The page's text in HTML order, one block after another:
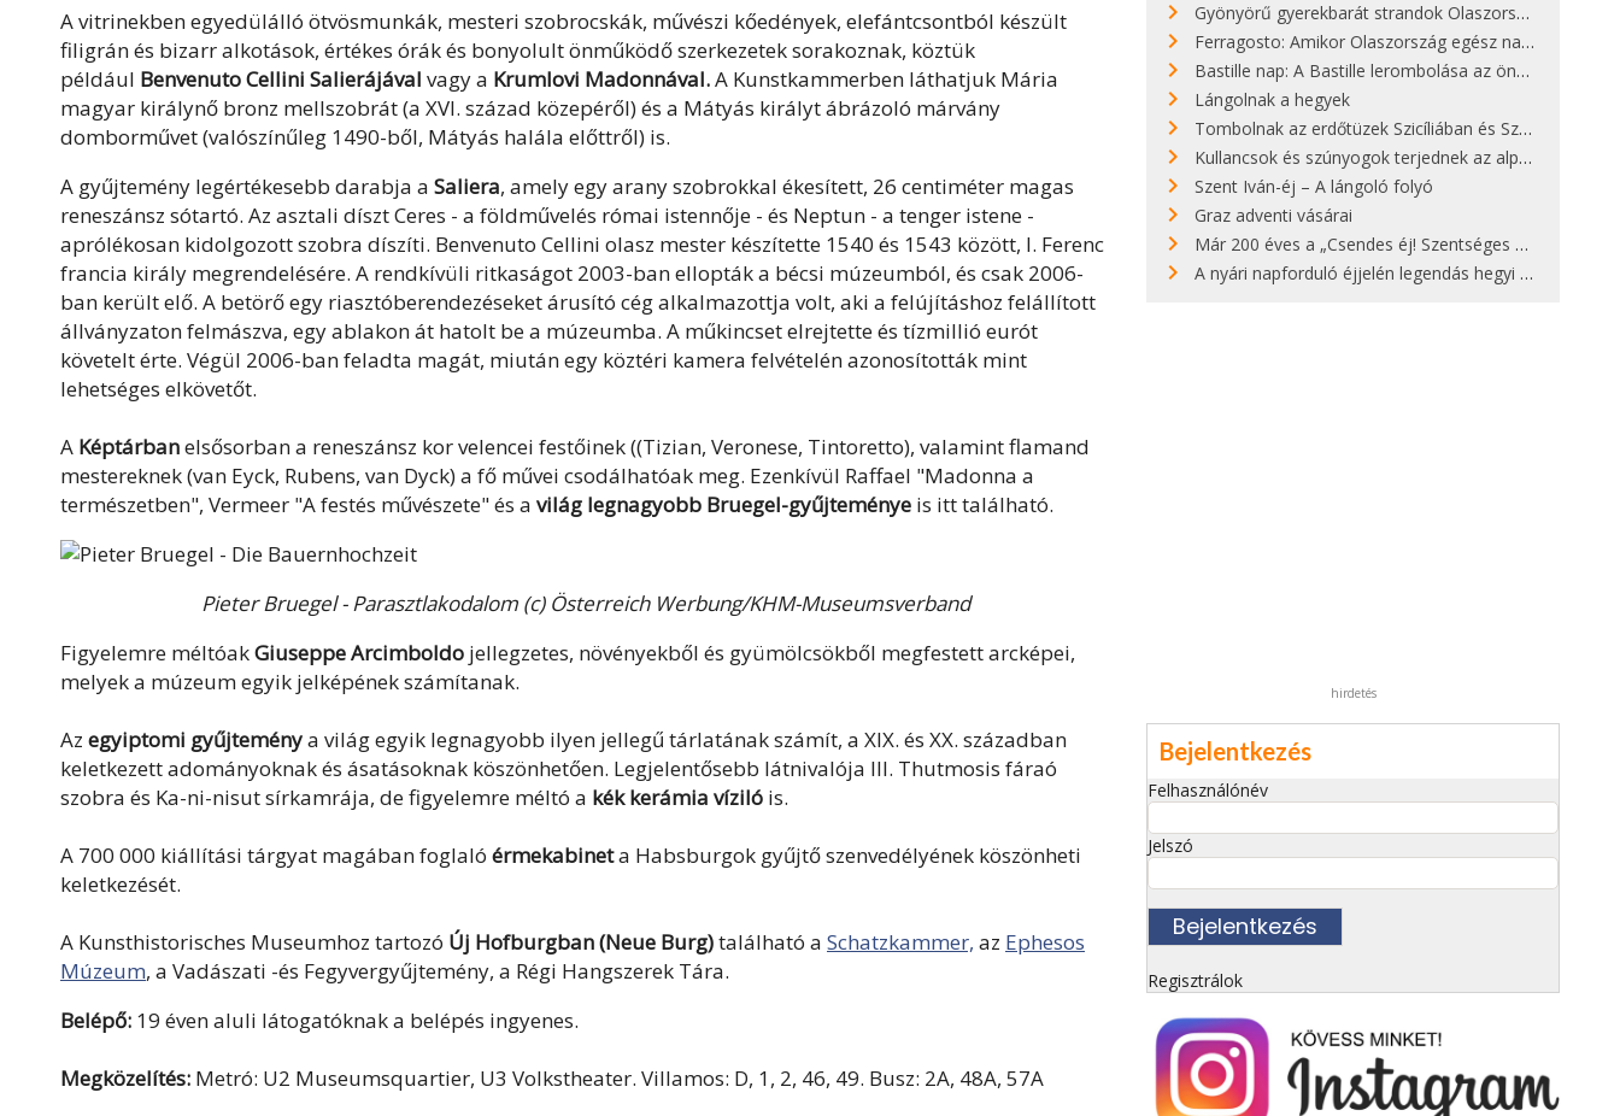
A vitrinekben egyedülálló ötvösmunkák, mesteri szobrocskák, művészi kőedények, elefántcsontból készült
filigrán és bizarr alkotások, értékes órák és bonyolult önműködő szerkezetek sorakoznak, köztük
például Benvenuto Cellini Salierájával vagy a Krumlovi Madonnával.A Kunstkammerben láthatjuk Mária
magyar királynő bronz mellszobrát (a XVI. század közepéről) és a Mátyás királyt ábrázoló márvány
domborművet (valószínűleg 1490-ből, Mátyás halála előttről) is.
A gyűjtemény legértékesebb darabja a Saliera, amely egy arany szobrokkal ékesített, 26 centiméter magas
reneszánsz sótartó. Az asztali díszt Ceres - a földművelés római istennője - és Neptun - a tenger istene -
aprólékosan kidolgozott szobra díszíti. Benvenuto Cellini olasz mester készítette 1540 és 1543 között, I. Ferenc
francia király megrendelésére. A rendkívüli ritkaságot 2003-ban ellopták a bécsi múzeumból, és csak 2006-
ban került elő. A betörő egy riasztóberendezéseket árusító cég alkalmazottja volt, aki a felújításhoz felállított
állványzaton felmászva, egy ablakon át hatolt be a múzeumba. A műkincset elrejtette és tízmillió eurót
követelt érte. Végül 2006-ban feladta magát, miután egy köztéri kamera felvételén azonosították mint
lehetséges elkövetőt.
A Képtárbanelsősorban a reneszánsz kor velencei festőinek ((Tizian, Veronese, Tintoretto), valamint flamand
mestereknek (van Eyck, Rubens, van Dyck) a fő művei csodálhatóak meg. Ezenkívül Raffael "Madonna a
természetben", Vermeer "A festés művészete" és a világ legnagyobb Bruegel-gyűjteménye is itt található.
Pieter Bruegel - Parasztlakodalom (c) Österreich Werbung/KHM-Museumsverband
Figyelemre méltóakGiuseppe Arcimboldo jellegzetes, növényekből és gyümölcsökből megfestett arcképei,
melyek a múzeum egyik jelképének számítanak.
Az egyiptomi gyűjteménya világ egyik legnagyobb ilyen jellegű tárlatának számít, a XIX. és XX. században
keletkezett adományoknak és ásatásoknak köszönhetően. Legjelentősebb látnivalója III. Thutmosis fáraó
szobra és Ka-ni-nisut sírkamrája, de figyelemre méltó a kék kerámia víziló is.
A 700 000 kiállítási tárgyat magában foglaló érmekabineta Habsburgok gyűjtő szenvedélyének köszönheti
keletkezését.
A Kunsthistorisches Museumhoz tartozó Új Hofburgban (Neue Burg)található a Schatzkammer, az Ephesos
Múzeum, a Vadászati -és Fegyvergyűjtemény, a Régi Hangszerek Tára.
Belépő: 19 éven aluli látogatóknak a belépés ingyenes.
Megközelítés: Metró: U2 Museumsquartier, U3 Volkstheater. Villamos: D, 1, 2, 46, 49. Busz: 2A, 48A, 57A
Gyönyörű gyerekbarát strandok Olaszországban - megmutatjuk a 15 legjobbat
Ferragosto: Amikor Olaszország egész nap nyaral
Bastille nap: A Bastille lerombolása az önkényuralom végét jelentette
Lángolnak a hegyek
Tombolnak az erdőtüzek Szicíliában és Szardínián
Kullancsok és szúnyogok terjednek az alpesi legelőkön
Szent Iván-éj – A lángoló folyó
Graz adventi vásárai
Már 200 éves a „Csendes éj! Szentséges éj!”
A nyári napforduló éjjelén legendás hegyi tüzek világítják meg Zugspitzét
hirdetés
Bejelentkezés
Felhasználónév
Jelszó
Regisztrálok